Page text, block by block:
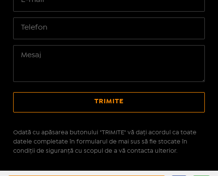
Odată cu apăsarea butonului "TRIMITE" vă daţi acordul ca toate
datele completate în formularul de mai sus să fie stocate în
condiţii de siguranţă cu scopul de a vă contacta ulterior.